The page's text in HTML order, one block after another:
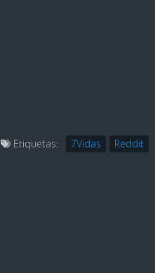
Etiquetas: 7Vidas Reddit